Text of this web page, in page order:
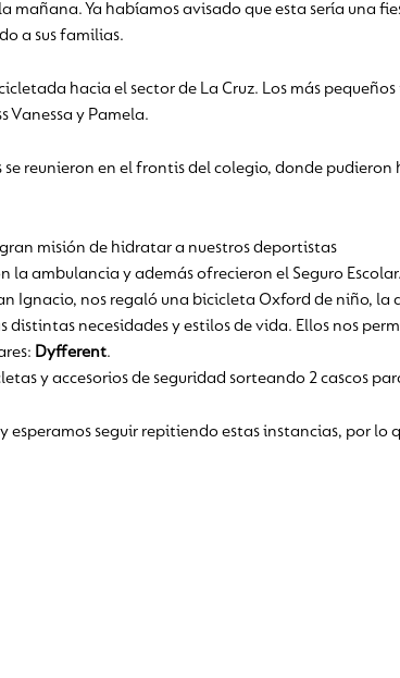
mañana. Ya habíamos avisado que esta sería una
a sus familias.
hacia el sector de La Cruz. Los más
Vanessa y Pamela.
reunieron en el frontis del colegio, donde
misión de hidratar a nuestros deportistas
la ambulancia y además ofrecieron el Seguro Escolar.
Ignacio, nos regaló una bicicleta Oxford de niño,
distintas necesidades y estilos de vida. Ellos nos
Dyfferent.
y accesorios de seguridad sorteando 2 cascos
seguir repitiendo estas instancias, por lo